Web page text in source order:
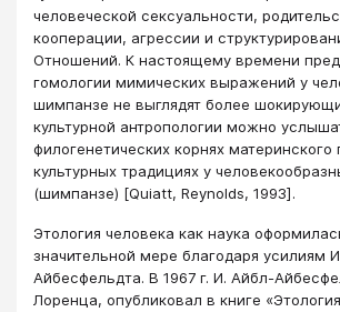
человеческой сексуальности,
кооперации, агрессии и
Отношений. К настоящему времени
гомологии мимических выражений у
шимпанзе не выглядят более
культурной антропологии можно
филогенетических корнях материнского
культурных традициях у
(шимпанзе) [Quiatt, Reynolds, 1993].
Этология человека как наука
значительной мере благодаря усилиям
Айбесфельдта. В 1967 г. И. Айбл-
Лоренца, опубликовал в книге